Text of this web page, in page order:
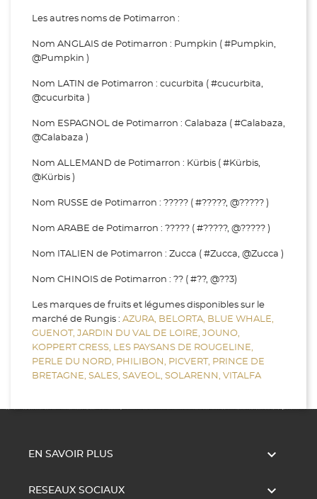
Les autres noms de Potimarron :
Nom ANGLAIS de Potimarron : Pumpkin ( #Pumpkin,
@Pumpkin )
Nom LATIN de Potimarron : cucurbita ( #cucurbita,
@cucurbita )
Nom ESPAGNOL de Potimarron : Calabaza ( #Calabaza,
@Calabaza )
Nom ALLEMAND de Potimarron : Kürbis ( #Kürbis,
@Kürbis )
Nom RUSSE de Potimarron : ????? ( #?????, @????? )
Nom ARABE de Potimarron : ????? ( #?????, @????? )
Nom ITALIEN de Potimarron : Zucca ( #Zucca, @Zucca )
Nom CHINOIS de Potimarron : ?? ( #??, @??3)
Les marques de fruits et légumes disponibles sur le
marché de Rungis : AZURA, BELORTA, BLUE WHALE,
GUENOT, JARDIN DU VAL DE LOIRE, JOUNO,
KOPPERT CRESS, LES PAYSANS DE ROUGELINE,
PERLE DU NORD, PHILIBON, PICVERT, PRINCE DE
BRETAGNE, SALES, SAVEOL, SOLARENN, VITALFA
EN SAVOIR PLUS 
RESEAUX SOCIAUX 